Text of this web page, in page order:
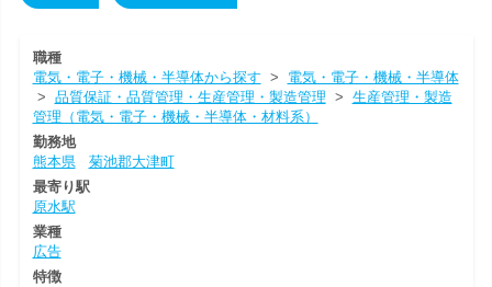
職種
電気・電子・機械・半導体から探す > 電気・電子・機械・半導体
> 品質保証・品質管理・生産管理・製造管理 > 生産管理・製造
管理（電気・電子・機械・半導体・材料系）
勤務地
熊本県
菊池郡大津町
最寄り駅
原水駅
業種
広告
特徴